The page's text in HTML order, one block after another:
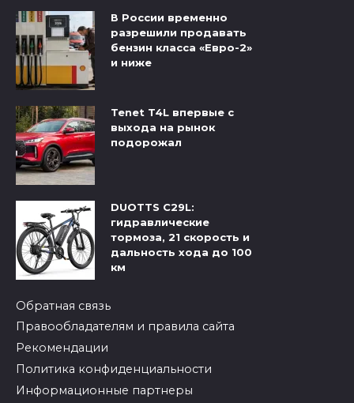
В России временно
разрешили продавать
бензин класса «Евро-2»
и ниже
Tenet T4L впервые с
выхода на рынок
подорожал
DUOTTS C29L:
гидравлические
тормоза, 21 скорость и
дальность хода до 100
км
Обратная связь
Правообладателям и правила сайта
Рекомендации
Политика конфиденциальности
Информационные партнеры